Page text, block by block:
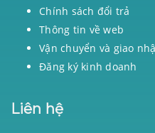
Chính sách đổi trả
Thông tin về web
Vận chuyển và giao
Đăng ký kinh doanh
Liên hệ